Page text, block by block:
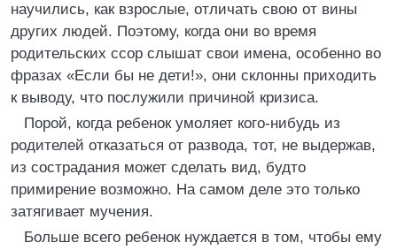
научились, как взрослые, отличать свою от вины
других людей. Поэтому, когда они во время
родительских ссор слышат свои имена, особенно во
фразах «Если бы не дети!», они склонны приходить
к выводу, что послужили причиной кризиса.
Порой, когда ребенок умоляет кого-нибудь из
родителей отказаться от развода, тот, не выдержав,
из сострадания может сделать вид, будто
примирение возможно. На самом деле это только
затягивает мучения.
Больше всего ребенок нуждается в том, чтобы ему